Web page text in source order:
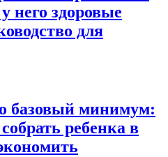
него здоровые
для
базовый минимум:
ребенка в